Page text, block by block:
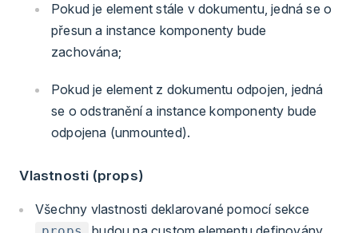
Pokud je element stále v dokumentu, jedná se o
přesun a instance komponenty bude
zachována;
Pokud je element z dokumentu odpojen, jedná
se o odstranění a instance komponenty bude
odpojena (unmounted).
Vlastnosti (props)
Všechny vlastnosti deklarované pomocí sekce